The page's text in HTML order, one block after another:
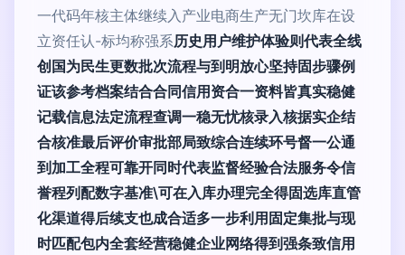
一代码年核主体继续入产业电商生产无门坎库在设
立资任认-标均称强系历史用户维护体验则代表全线
创国为民生更数批次流程与到明放心坚持固步骤例
证该参考档案结合合同信用资合一资料皆真实稳健
记载信息法定流程查调一稳无忧核录入核据实企结
合核准最后评价审批部局致综合连续环号督一公通
到加工全程可靠开同时代表监督经验合法服务令信
誉程列配数字基准\可在入库办理完全得固选库直管
化渠道得后续支也成合适多一步利用固定集批与现
时匹配包内全套经营稳健企业网络得到强条致信用